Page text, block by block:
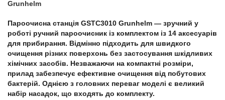
Grunhelm
Пароочисна станція GSTC3010 Grunhelm — зручний у
роботі ручний пароочисник із комплектом із 14 аксесуарів
для прибирання. Відмінно підходить для швидкого
очищення різних поверхонь без застосування шкідливих
хімічних засобів. Незважаючи на компактні розміри,
прилад забезпечує ефективне очищення від побутових
бактерій. Однією з головних переваг моделі є великий
набір насадок, що входять до комплекту.